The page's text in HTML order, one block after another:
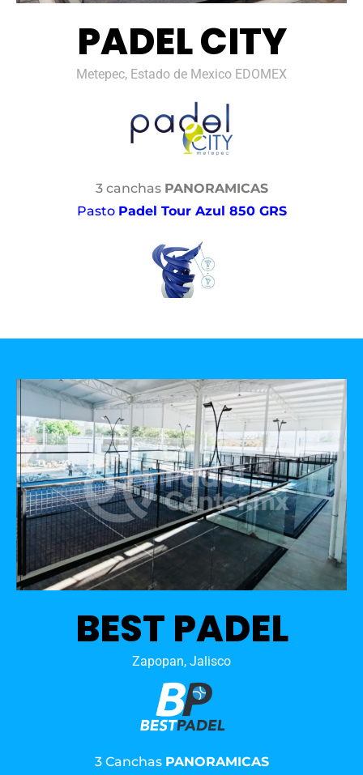
PADEL CITY
Metepec, Estado de Mexico EDOMEX
3 canchas PANORAMICAS
Pasto Padel Tour Azul 850 GRS
BEST PADEL
Zapopan, Jalisco
3 Canchas PANORAMICAS